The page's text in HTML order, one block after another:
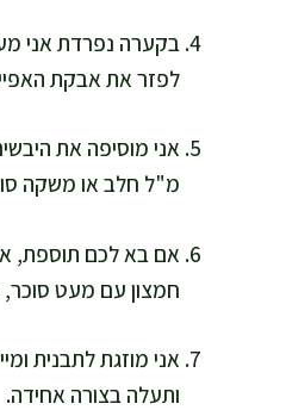
בקערה נפרדת אני
לפזר את אבקת
מ"ל חלב או משקה
חמצון עם מעט סוכר,
אני מוזגת לתבנית
ותעלה בצורה אחידה.